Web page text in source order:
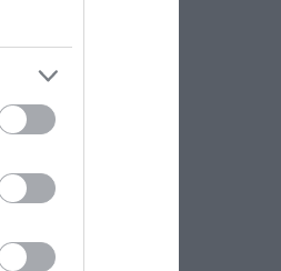
Αφού
η